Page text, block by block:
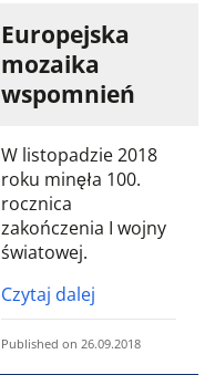
Europejska
mozaika
wspomnień
W listopadzie 2018
roku minęła 100.
rocznica
zakończenia I wojny
światowej.
Czytaj dalej
Published on 26.09.2018